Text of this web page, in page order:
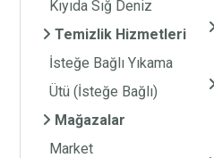
Kıyıda Sığ Deniz
Temizlik Hizmetleri
İsteğe Bağlı Yıkama
Ütü (İsteğe Bağlı)
Mağazalar
Market